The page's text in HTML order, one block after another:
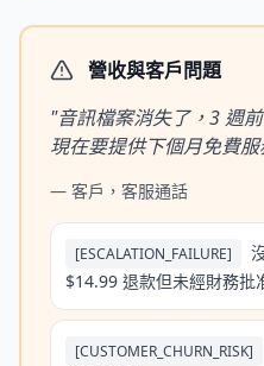
營收與客戶問題
"音訊檔案消失了，3 週
現在要提供下個月免費服
— 客戶，客服通話
[ESCALATION_FAILURE]
$14.99 退款但未經財務批
[CUSTOMER_CHURN_RISK]